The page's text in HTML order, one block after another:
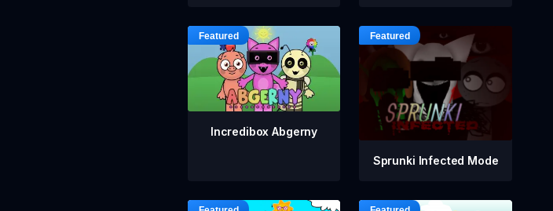
Incredibox Abgerny
Sprunki Infected Mode